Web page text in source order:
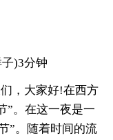
)3分钟
，大家好!在西方
”。在这一夜是一
”。随着时间的流